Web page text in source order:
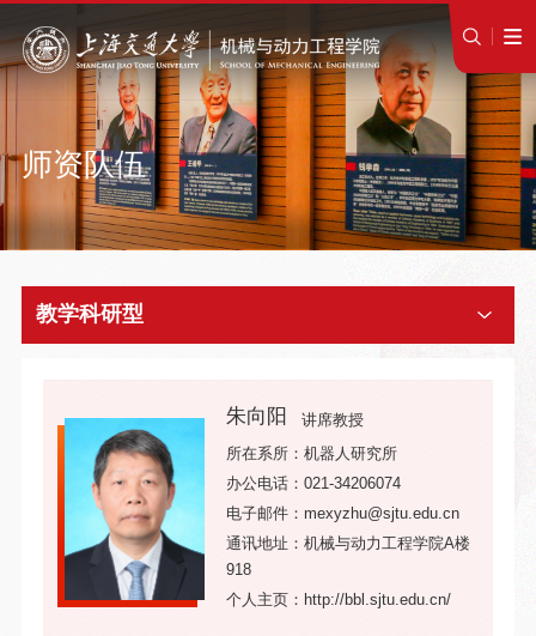
师资队伍
教学科研型
朱向阳
讲席教授
所在系所：机器人研究所
办公电话：021-34206074
电子邮件：mexyzhu@sjtu.edu.cn
通讯地址：机械与动力工程学院A楼
918
个人主页：http://bbl.sjtu.edu.cn/